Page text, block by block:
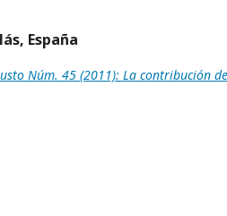
España
Núm. 45 (2011): La contribución